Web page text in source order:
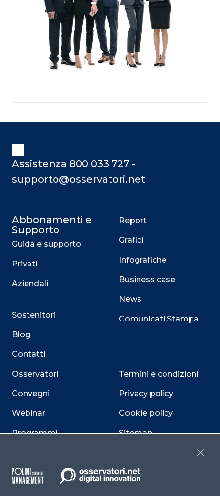
Assistenza 800 033 727 -
supporto@osservatori.net
Abbonamenti e
Supporto
Guida e supporto
Privati
Aziendali
Sostenitori
Blog
Contatti
Osservatori
Convegni
Webinar
Programmi
Report
Grafici
Infografiche
Business case
News
Comunicati Stampa
Termini e condizioni
Privacy policy
Cookie policy
Sitemap